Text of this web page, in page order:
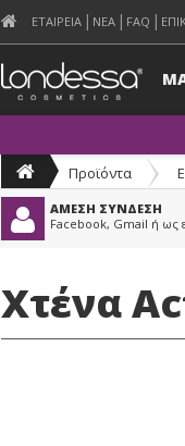
ΕΤΑΙΡΕΙΑ ΝΕΑ FAQ
Προϊόντα >
ΑΜΕΣΗ ΣΥΝΔΕΣΗ
Facebook, Gmail ή ως
Χτένα